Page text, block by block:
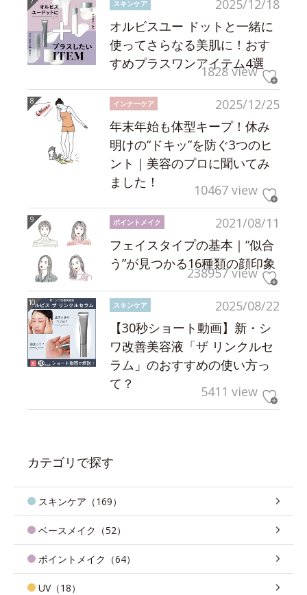
2025/12/18
スキンケア
オルビスユー ドットと一緒に
使ってさらなる美肌に！おす
すめプラスワンアイテム4選
1828 view
2025/12/25
インナーケア
年末年始も体型キープ！休み
明けの“ドキッ”を防ぐ3つのヒ
ント｜美容のプロに聞いてみ
ました！
10467 view
2021/08/11
ポイントメイク
フェイスタイプの基本｜“似合
う”が見つかる16種類の顔印象
238957 view
2025/08/22
スキンケア
【30秒ショート動画】新・シ
ワ改善美容液「ザ リンクルセ
ラム」のおすすめの使い方っ
て？
5411 view
カテゴリで探す
スキンケア（169）
ベースメイク（52）
ポイントメイク（64）
UV（18）